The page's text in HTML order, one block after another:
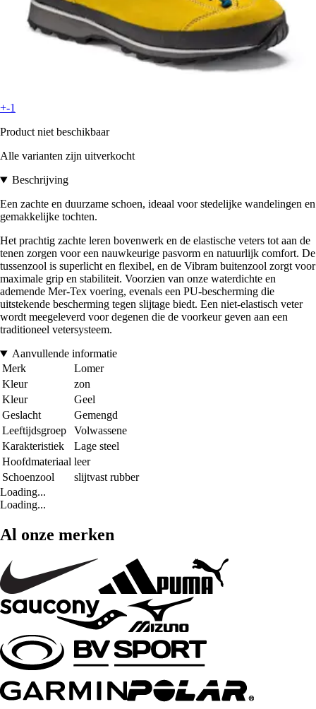
+-1
Product niet beschikbaar
Alle varianten zijn uitverkocht
Beschrijving
Een zachte en duurzame schoen, ideaal voor stedelijke wandelingen en
gemakkelijke tochten.
Het prachtig zachte leren bovenwerk en de elastische veters tot aan de
tenen zorgen voor een nauwkeurige pasvorm en natuurlijk comfort. De
tussenzool is superlicht en flexibel, en de Vibram buitenzool zorgt voor
maximale grip en stabiliteit. Voorzien van onze waterdichte en
ademende Mer-Tex voering, evenals een PU-bescherming die
uitstekende bescherming tegen slijtage biedt. Een niet-elastisch veter
wordt meegeleverd voor degenen die de voorkeur geven aan een
traditioneel vetersysteem.
Aanvullende informatie
Merk
Lomer
Kleur
zon
Kleur
Geel
Geslacht
Gemengd
Leeftijdsgroep
Volwassene
Karakteristiek
Lage steel
Hoofdmateriaal leer
Schoenzool
slijtvast rubber
Loading...
Loading...
Al onze merken